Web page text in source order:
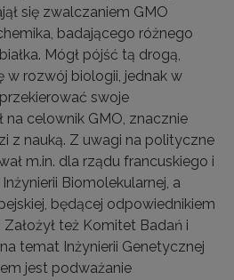
się zwalczaniem GMO
badającego różnego
Mógł pójść tą drogą,
w rozwój biologii, jednak w
swoje
na celownik GMO, znacznie
z nauką. Z uwagi na polityczne
m.in. dla rządu francuskiego i
Biomolekularnej, a
będącej odpowiednikiem
Założył też Komitet Badań i
temat Inżynierii Genetycznej
jest podważanie